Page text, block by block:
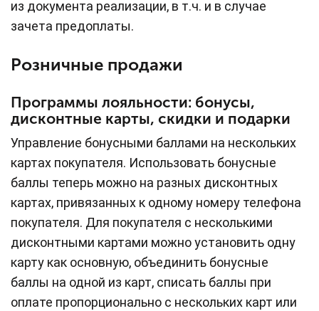
из документа реализации, в т.ч. и в случае
зачета предоплаты.
Розничные продажи
Программы лояльности: бонусы,
дисконтные карты, скидки и подарки
Управление бонусными баллами на нескольких
картах покупателя. Использовать бонусные
баллы теперь можно на разных дисконтных
картах, привязанных к одному номеру телефона
покупателя. Для покупателя с несколькими
дисконтными картами можно установить одну
карту как основную, объединить бонусные
баллы на одной из карт, списать баллы при
оплате пропорционально с нескольких карт или